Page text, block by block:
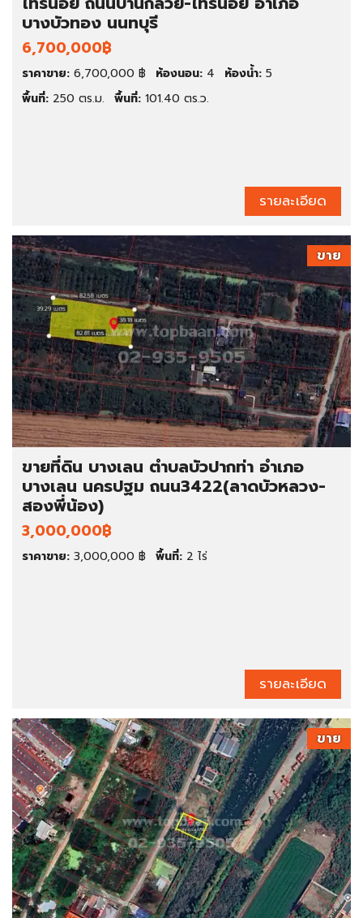
บางบัวทอง นนทบุรี
6,700,000฿
ราคาขาย: 6,700,000 ฿ ห้องนอน: 4 ห้องน้ำ: 5
พื้นที่: 250 ตร.ม. พื้นที่: 101.40 ตร.ว.
รายละเอียด
ขาย
ขายที่ดิน บางเลน ตำบลบัวปากท่า อำเภอ
บางเลน นครปฐม ถนน3422(ลาดบัวหลวง-
สองพี่น้อง)
3,000,000฿
ราคาขาย: 3,000,000 ฿ พื้นที่: 2 ไร่
รายละเอียด
ขาย